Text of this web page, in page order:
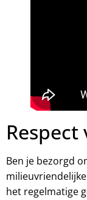
Ben je bezorgd
het regelmatige